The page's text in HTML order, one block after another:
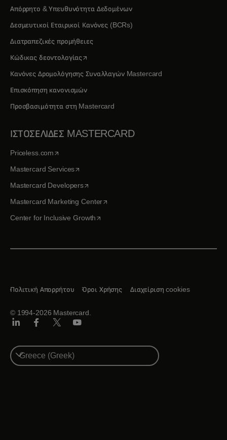
Απόρρητο & Υπευθυνότητα Δεδομένων
Δεσμευτικοί Εταιρικοί Κανόνες (BCRs)
Διατραπεζικές προμήθειες
Κώδικας δεοντολογίαςopens in a new tab
Κανόνες Δρομολόγησης Συναλλαγών Mastercard
Επισκόπηση κανονισμών
Προσβασιμότητα στη Mastercard
ΙΣΤΟΣΕΛΙΔΕΣ MASTERCARD
Priceless.comopens in a new tab
Mastercard Servicesopens in a new tab
Mastercard Developersopens in a new tab
Mastercard Marketing Centeropens in a new tab
Center for Inclusive Growthopens in a new tab
© 1994-2026 Mastercard.
Πολιτική Απορρήτου Όροι Χρήσης Διαχείριση cookies
Select
a
country